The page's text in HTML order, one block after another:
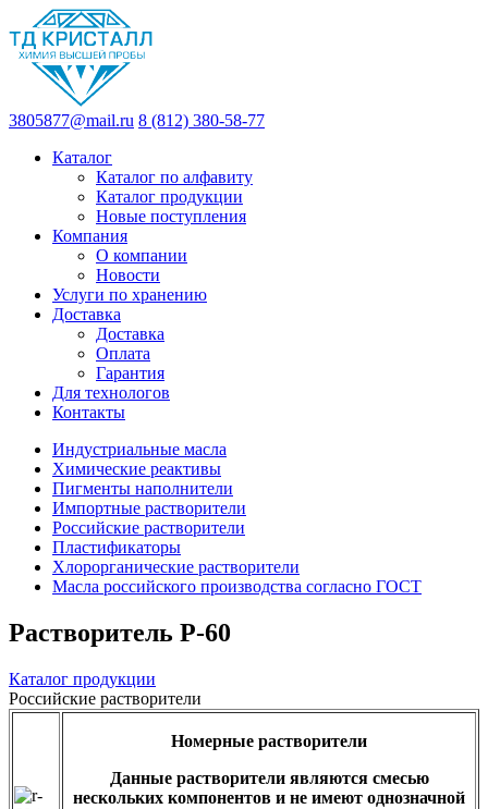
3805877@mail.ru 8 (812) 380-58-77
Каталог
Каталог по алфавиту
Каталог продукции
Новые поступления
Компания
О компании
Новости
Услуги по хранению
Доставка
Доставка
Оплата
Гарантия
Для технологов
Контакты
Индустриальные масла
Химические реактивы
Пигменты наполнители
Импортные растворители
Российские растворители
Пластификаторы
Хлорорганические растворители
Масла российского производства согласно ГОСТ
Растворитель Р-60
Каталог продукции
Российские растворители
Номерные растворители
Данные растворители являются смесью
нескольких компонентов и не имеют однозначной